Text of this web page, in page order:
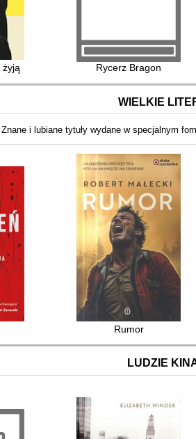
żyją Rycerz Bragon
WIELKIE
Znane i lubiane tytuły wydane w specjalnym
Rumor
LUDZIE